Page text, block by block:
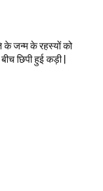
के जन्म के रहस्यों को
छिपी हुई कड़ी |